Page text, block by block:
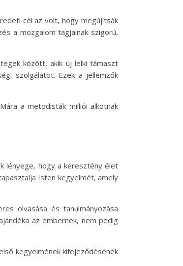
cél az volt, hogy megújítsák
a mozgalom tagjainak szigorú,
között, akik új lelki támaszt
szolgálatot. Ezek a jellemzők
a metodisták milliói alkotnak
lényege, hogy a keresztény élet
Isten kegyelmét, amely
olvasása és tanulmányozása
az embernek, nem pedig
kegyelmének kifejeződésének